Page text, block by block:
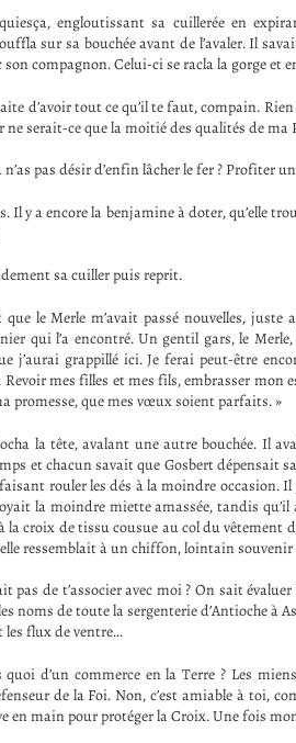
engloutissant sa cuillerée en
sur sa bouchée avant de l’avaler. Il
son compagnon. Celui-ci se racla la gorge et
d’avoir tout ce qu’il te faut, compain.
serait-ce que la moitié des qualités de ma
pas désir d’enfin lâcher le fer ? Profiter
Il y a encore la benjamine à doter, qu’elle
sa cuiller puis reprit.
que le Merle m’avait passé nouvelles,
qui l’a encontré. Un gentil gars, le
j’aurai grappillé ici. Je ferai peut-être
mes filles et mes fils, embrasser mon
promesse, que mes vœux soient parfaits. »
la tête, avalant une autre bouchée. Il
et chacun savait que Gosbert dépensait
rouler les dés à la moindre occasion.
la moindre miette amassée, tandis
la croix de tissu cousue au col du vêtement
ressemblait à un chiffon, lointain
pas de t’associer avec moi ? On sait
noms de toute la sergenterie d’Antioche à
les flux de ventre…
d’un commerce en la Terre ? Les
de la Foi. Non, c’est amiable à toi,
en main pour protéger la Croix. Une fois